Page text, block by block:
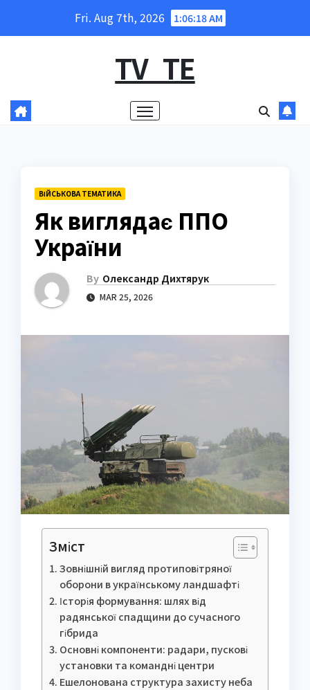
Fri. Aug 7th, 2026 1:06:19 AM
TV_TE
ВІЙСЬКОВА ТЕМАТИКА
Як виглядає ППО
України
By Олександр Дихтярук
MAR 25, 2026
Зміст
Зовнішній вигляд протиповітряної
оборони в українському ландшафті
Історія формування: шлях від
радянської спадщини до сучасного
гібрида
Основні компоненти: радари, пускові
установки та командні центри
Ешелонована структура захисту неба